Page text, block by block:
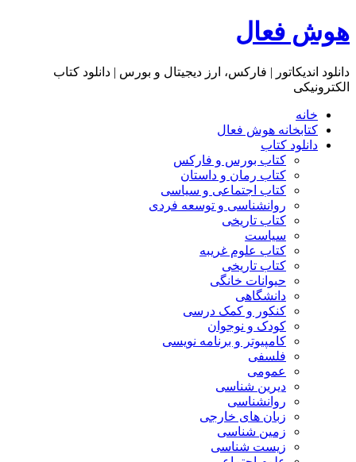
هوش فعال
دانلود اندیکاتور | فارکس، ارز دیجیتال و بورس | دانلود کتاب
الکترونیکی
خانه
کتابخانه هوش فعال
دانلود کتاب
کتاب بورس و فارکس
کتاب رمان و داستان
کتاب اجتماعی و سیاسی
روانشناسی و توسعه فردی
کتاب تاریخی
سیاست
کتاب علوم غریبه
کتاب تاریخی
حیوانات خانگی
دانشگاهی
کنکور و کمک‌ درسی
کودک و نوجوان
کامپیوتر و برنامه نویسی
فلسفی
عمومی
دیرین شناسی
روانشناسی
زبان های خارجی
زمین شناسی
زیست شناسی